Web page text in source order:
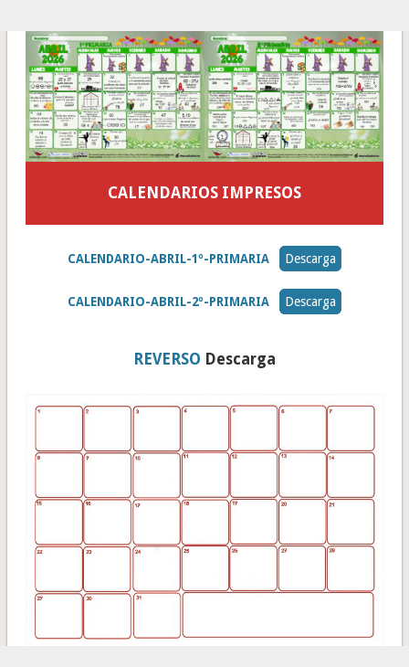
CALENDARIOS IMPRESOS
CALENDARIO-ABRIL-1º-PRIMARIA Descarga
CALENDARIO-ABRIL-2º-PRIMARIA Descarga
REVERSO Descarga